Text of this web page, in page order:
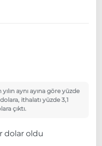
aynı ayına göre yüzde
ithalatı yüzde 3,1
çıktı.